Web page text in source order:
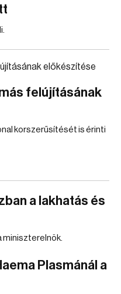
felújításának
korszerűsítését is érinti
a lakhatás és
miniszterelnök.
Plasmánál a